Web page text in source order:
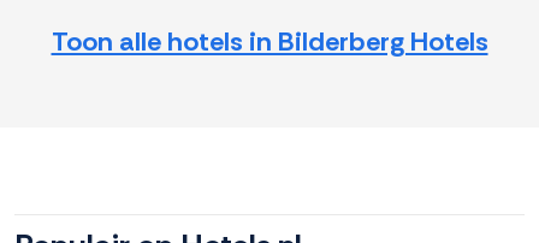
Toon alle hotels in Bilderberg Hotels